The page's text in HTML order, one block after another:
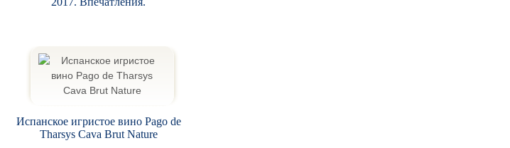
Испанское игристое вино Pago de
Tharsys Cava Brut Nature